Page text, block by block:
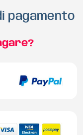
pagamento